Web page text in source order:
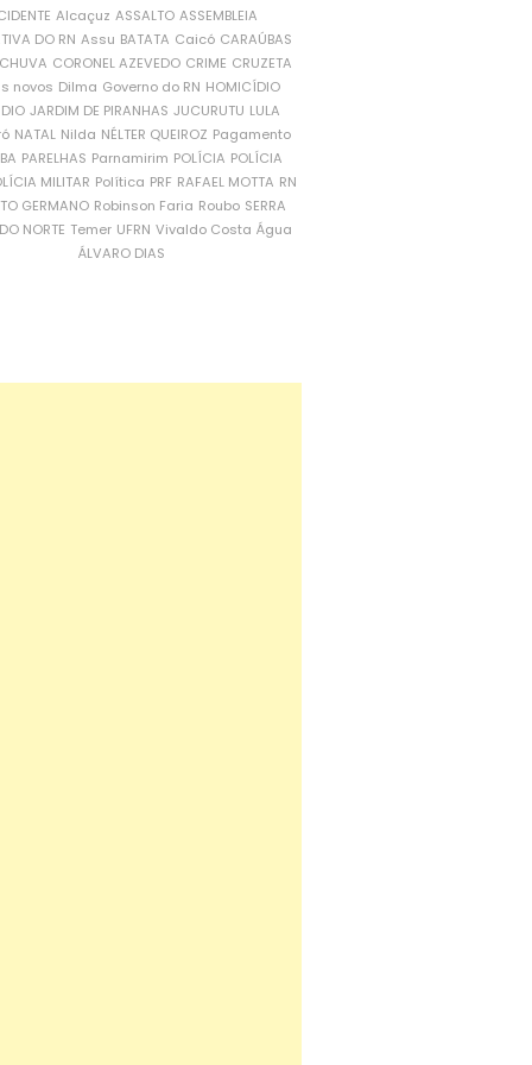
Alcaçuz ASSALTO ASSEMBLEIA
DO RN Assu BATATA Caicó CARAÚBAS
CORONEL AZEVEDO CRIME CRUZETA
novos Dilma Governo do RN HOMICÍDIO
JARDIM DE PIRANHAS JUCURUTU LULA
NATAL Nilda NÉLTER QUEIROZ Pagamento
PARELHAS Parnamirim POLÍCIA POLÍCIA
MILITAR Política PRF RAFAEL MOTTA RN
GERMANO Robinson Faria Roubo SERRA
NORTE Temer UFRN Vivaldo Costa Água
ÁLVARO DIAS